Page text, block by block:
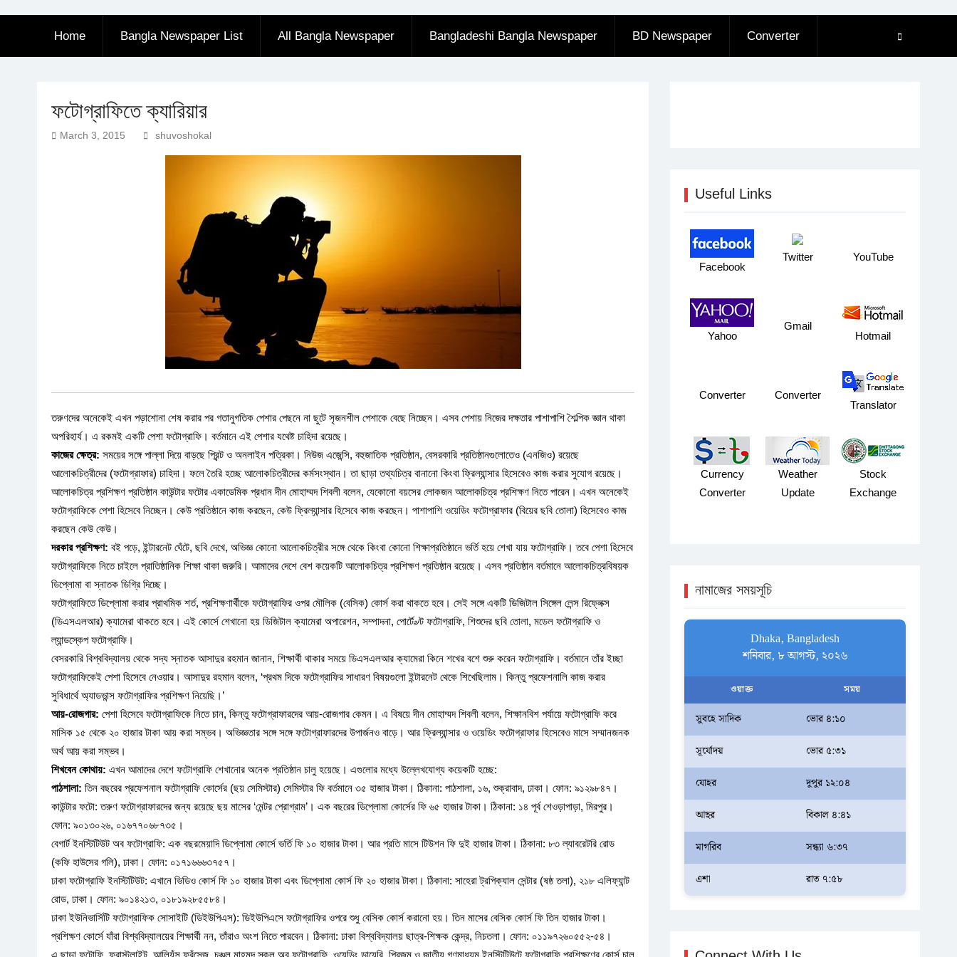
Home Bangla Newspaper List All Bangla Newspaper Bangladeshi Bangla Newspaper BD Newspaper Converter
ফটোগ্রাফিতে ক্যারিয়ার
March 3, 2015 shuvoshokal
তরুণদের অনেকেই এখন পড়াশোনা শেষ করার পর গতানুগতিক পেশার পেছনে না ছুটে সৃজনশীল পেশাকে বেছে নিচ্ছেন। এসব পেশায় নিজের দক্ষতার পাশাপাশি শৈল্পিক জ্ঞান থাকা
অপরিহার্য। এ রকমই একটি পেশা ফটোগ্রাফি। বর্তমানে এই পেশার যথেষ্ট চাহিদা রয়েছে।
কাজের ক্ষেত্র: সময়ের সঙ্গে পাল্লা দিয়ে বাড়ছে প্রিন্ট ও অনলাইন পত্রিকা। নিউজ এজেন্সি, বহুজাতিক প্রতিষ্ঠান, বেসরকারি প্রতিষ্ঠানগুলোতেও (এনজিও) রয়েছে
আলোকচিত্রীদের (ফটোগ্রাফার) চাহিদা। ফলে তৈরি হচ্ছে আলোকচিত্রীদের কর্মসংস্থান। তা ছাড়া তথ্যচিত্র বানানো কিংবা ফ্রিল্যান্সার হিসেবেও কাজ করার সুযোগ রয়েছে।
আলোকচিত্র প্রশিক্ষণ প্রতিষ্ঠান কাউন্টার ফটোর একাডেমিক প্রধান দীন মোহাম্মদ শিবলী বলেন, যেকোনো বয়সের লোকজন আলোকচিত্র প্রশিক্ষণ নিতে পারেন। এখন অনেকেই
ফটোগ্রাফিকে পেশা হিসেবে নিচ্ছেন। কেউ প্রতিষ্ঠানে কাজ করছেন, কেউ ফ্রিল্যান্সার হিসেবে কাজ করছেন। পাশাপাশি ওয়েডিং ফটোগ্রাফার (বিয়ের ছবি তোলা) হিসেবেও কাজ
করছেন কেউ কেউ।
দরকার প্রশিক্ষণ: বই পড়ে, ইন্টারনেট ঘেঁটে, ছবি দেখে, অভিজ্ঞ কোনো আলোকচিত্রীর সঙ্গে থেকে কিংবা কোনো শিক্ষাপ্রতিষ্ঠানে ভর্তি হয়ে শেখা যায় ফটোগ্রাফি। তবে পেশা হিসেবে
ফটোগ্রাফিকে নিতে চাইলে প্রাতিষ্ঠানিক শিক্ষা থাকা জরুরি। আমাদের দেশে বেশ কয়েকটি আলোকচিত্র প্রশিক্ষণ প্রতিষ্ঠান রয়েছে। এসব প্রতিষ্ঠান বর্তমানে আলোকচিত্রবিষয়ক
ডিপ্লোমা বা স্নাতক ডিগ্রি দিচ্ছে।
ফটোগ্রাফিতে ডিপ্লোমা করার প্রাথমিক শর্ত, প্রশিক্ষণার্থীকে ফটোগ্রাফির ওপর মৌলিক (বেসিক) কোর্স করা থাকতে হবে। সেই সঙ্গে একটি ডিজিটাল সিঙ্গেল লেন্স রিফ্লেক্স
(ডিএসএলআর) ক্যামেরা থাকতে হবে। এই কোর্সে শেখানো হয় ডিজিটাল ক্যামেরা অপারেশন, সম্পাদনা, পোর্টে৶ট ফটোগ্রাফি, শিশুদের ছবি তোলা, মডেল ফটোগ্রাফি ও
ল্যান্ডস্কেপ ফটোগ্রাফি।
বেসরকারি বিশ্ববিদ্যালয় থেকে সদ্য স্নাতক আসাদুর রহমান জানান, শিক্ষার্থী থাকার সময়ে ডিএসএলআর ক্যামেরা কিনে শখের বশে শুরু করেন ফটোগ্রাফি। বর্তমানে তাঁর ইচ্ছা
ফটোগ্রাফিকেই পেশা হিসেবে নেওয়ার। আসাদুর রহমান বলেন, ‘প্রথম দিকে ফটোগ্রাফির সাধারণ বিষয়গুলো ইন্টারনেট থেকে শিখেছিলাম। কিন্তু প্রফেশনালি কাজ করার
সুবিধার্থে অ্যাডভান্স ফটোগ্রাফির প্রশিক্ষণ নিয়েছি।’
আয়-রোজগার: পেশা হিসেবে ফটোগ্রাফিকে নিতে চান, কিন্তু ফটোগ্রাফারদের আয়-রোজগার কেমন। এ বিষয়ে দীন মোহাম্মদ শিবলী বলেন, শিক্ষানবিশ পর্যায়ে ফটোগ্রাফি করে
মাসিক ১৫ থেকে ২০ হাজার টাকা আয় করা সম্ভব। অভিজ্ঞতার সঙ্গে সঙ্গে ফটোগ্রাফারদের উপার্জনও বাড়ে। আর ফ্রিল্যান্সার ও ওয়েডিং ফটোগ্রাফার হিসেবেও মাসে সম্মানজনক
অর্থ আয় করা সম্ভব।
শিখবেন কোথায়: এখন আমাদের দেশে ফটোগ্রাফি শেখানোর অনেক প্রতিষ্ঠান চালু হয়েছে। এগুলোর মধ্যে উল্লেখযোগ্য কয়েকটি হচ্ছে:
পাঠশালা: তিন বছরের প্রফেশনাল ফটোগ্রাফি কোর্সের (ছয় সেমিস্টার) সেমিস্টার ফি বর্তমানে ৩৫ হাজার টাকা। ঠিকানা: পাঠশালা, ১৬, শুক্রাবাদ, ঢাকা। ফোন: ৯১২৯৮৪৭।
কাউন্টার ফটো: তরুণ ফটোগ্রাফারদের জন্য রয়েছে ছয় মাসের ‘মেন্টর প্রোগ্রাম’। এক বছরের ডিপ্লোমা কোর্সের ফি ৬৫ হাজার টাকা। ঠিকানা: ১৪ পূর্ব শেওড়াপাড়া, মিরপুর।
ফোন: ৯০১৩০২৬, ০১৬৭৭০৬৮৭৩৫।
বেগার্ট ইনস্টিটিউট অব ফটোগ্রাফি: এক বছরমেয়াদি ডিপ্লোমা কোর্সে ভর্তি ফি ১০ হাজার টাকা। আর প্রতি মাসে টিউশন ফি দুই হাজার টাকা। ঠিকানা: ৮৩ ল্যাবরেটরি রোড
(কফি হাউসের গলি), ঢাকা। ফোন: ০১৭১৬৬৬৩৭৫৭।
ঢাকা ফটোগ্রাফি ইনস্টিটিউট: এখানে ভিডিও কোর্স ফি ১০ হাজার টাকা এবং ডিপ্লোমা কোর্স ফি ২০ হাজার টাকা। ঠিকানা: সাহেরা ট্রপিক্যাল সেন্টার (ষষ্ঠ তলা), ২১৮ এলিফ্যান্ট
রোড, ঢাকা। ফোন: ৯০১৪২১৩, ০১৮১৯২৮৫৫৮৪।
ঢাকা ইউনিভার্সিটি ফটোগ্রাফিক সোসাইটি (ডিইউপিএস): ডিইউপিএসে ফটোগ্রাফির ওপরে শুধু বেসিক কোর্স করানো হয়। তিন মাসের বেসিক কোর্স ফি তিন হাজার টাকা।
প্রশিক্ষণ কোর্সে যাঁরা বিশ্ববিদ্যালয়ের শিক্ষার্থী নন, তাঁরাও অংশ নিতে পারবেন। ঠিকানা: ঢাকা বিশ্ববিদ্যালয় ছাত্র-শিক্ষক কেন্দ্র, নিচতলা। ফোন: ০১১৯৭২৬০৫৫২-৫৪।
Useful Links
Facebook
Twitter YouTube
Yahoo
Gmail
Hotmail
Converter
Converter
Translator
Currency
Converter
Weather
Update
Stock
Exchange
নামাজের সময়সূচি
Dhaka, Bangladesh
শনিবার, ৮ আগস্ট, ২০২৬
ওয়াক্ত সময়
সুবহে সাদিক ভোর ৪:১০
সূর্যোদয় ভোর ৫:৩১
যোহর দুপুর ১২:০৪
আছর বিকাল ৪:৪১
মাগরিব সন্ধ্যা ৬:৩৭
এশা রাত ৭:৫৮